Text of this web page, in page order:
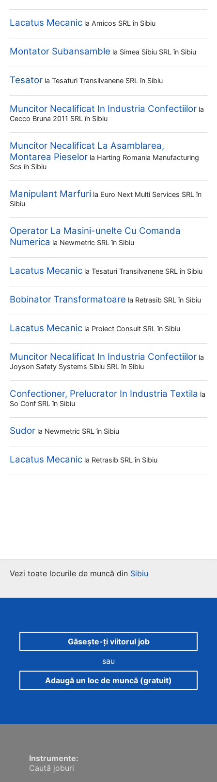
Lacatus Mecanic la Amicos SRL în Sibiu
Montator Subansamble la Simea Sibiu SRL în Sibiu
Tesator la Tesaturi Transilvanene SRL în Sibiu
Muncitor Necalificat In Industria Confectiilor la
Cecco Bruna 2011 SRL în Sibiu
Muncitor Necalificat La Asamblarea,
Montarea Pieselor la Harting Romania Manufacturing
Scs în Sibiu
Manipulant Marfuri la Euro Next Multi Services SRL în
Sibiu
Operator La Masini-unelte Cu Comanda
Numerica la Newmetric SRL în Sibiu
Lacatus Mecanic la Tesaturi Transilvanene SRL în Sibiu
Bobinator Transformatoare la Retrasib SRL în Sibiu
Lacatus Mecanic la Proiect Consult SRL în Sibiu
Muncitor Necalificat In Industria Confectiilor la
Joyson Safety Systems Sibiu SRL în Sibiu
Confectioner, Prelucrator In Industria Textila la
So Conf SRL în Sibiu
Sudor la Newmetric SRL în Sibiu
Lacatus Mecanic la Retrasib SRL în Sibiu
Vezi toate locurile de muncă din Sibiu
Găsește-ți viitorul job
sau
Adaugă un loc de muncă (gratuit)
Instrumente:
Caută joburi